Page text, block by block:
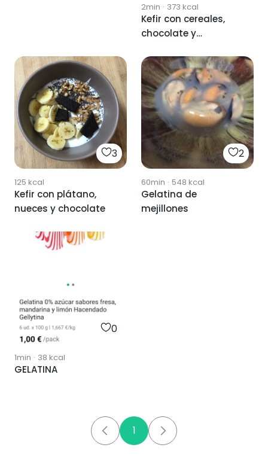
2min · 373 kcal
Kefir con cereales,
chocolate y
3
125 kcal
Kefir con plátano,
nueces y chocolate
2
60min · 548 kcal
Gelatina de
mejillones
0
1min · 38 kcal
GELATINA
1